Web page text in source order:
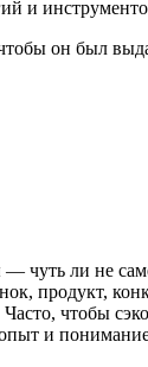
и
чтобы он был
чуть ли не
продукт,
чтобы
и